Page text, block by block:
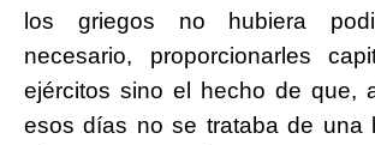
los griegos no hubiera
necesario, proporcionarles
ejércitos sino el hecho de que,
esos días no se trataba de una